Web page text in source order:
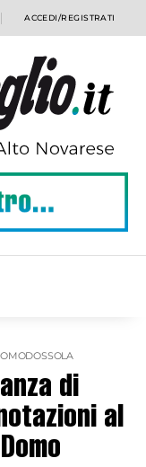
ACCEDI/REGISTRATI
di
al